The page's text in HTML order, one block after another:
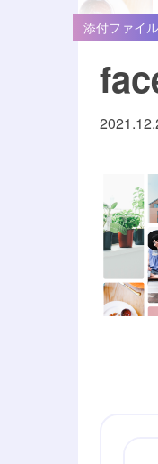
添付ファイル